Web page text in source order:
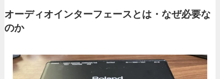
オーディオインターフェースとは・なぜ必要な
のか